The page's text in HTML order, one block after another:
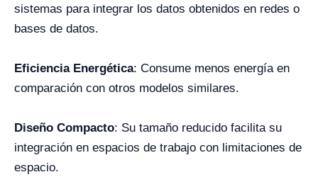
sistemas para integrar los datos obtenidos en redes o
bases de datos.
Eficiencia Energética: Consume menos energía en
comparación con otros modelos similares.
Diseño Compacto: Su tamaño reducido facilita su
integración en espacios de trabajo con limitaciones de
espacio.